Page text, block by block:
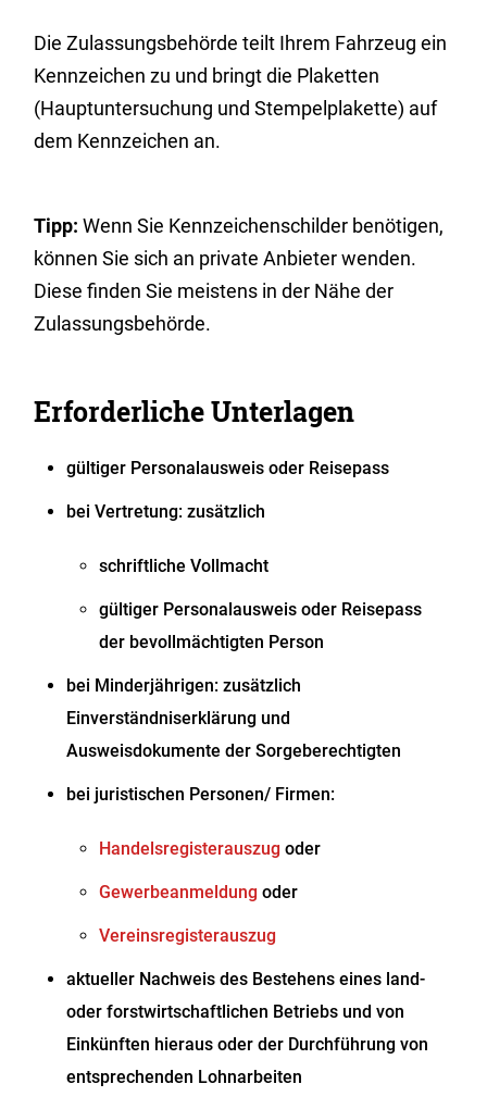
Die Zulassungsbehörde teilt Ihrem Fahrzeug ein
Kennzeichen zu und bringt die Plaketten
(Hauptuntersuchung und Stempelplakette) auf
dem Kennzeichen an.
Tipp: Wenn Sie Kennzeichenschilder benötigen,
können Sie sich an private Anbieter wenden.
Diese finden Sie meistens in der Nähe der
Zulassungsbehörde.
Erforderliche Unterlagen
gültiger Personalausweis oder Reisepass
bei Vertretung: zusätzlich
schriftliche Vollmacht
gültiger Personalausweis oder Reisepass
der bevollmächtigten Person
bei Minderjährigen: zusätzlich
Einverständniserklärung und
Ausweisdokumente der Sorgeberechtigten
bei juristischen Personen/ Firmen:
Handelsregisterauszug oder
Gewerbeanmeldung oder
Vereinsregisterauszug
aktueller Nachweis des Bestehens eines land-
oder forstwirtschaftlichen Betriebs und von
Einkünften hieraus oder der Durchführung von
entsprechenden Lohnarbeiten